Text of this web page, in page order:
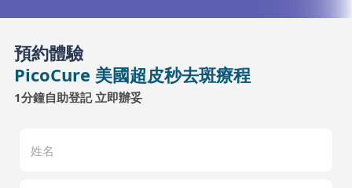
預約體驗
PicoCure 美國超皮秒去斑療程
1分鐘自助登記 立即辦妥